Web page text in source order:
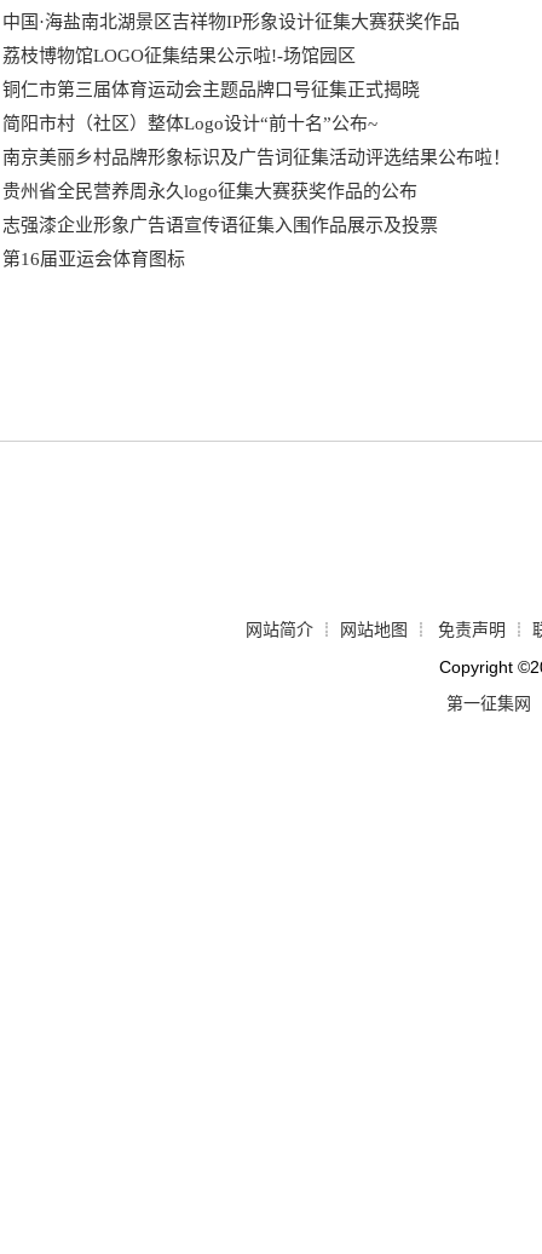
中国·海盐南北湖景区吉祥物IP形象设计征集大赛获奖作品
荔枝博物馆LOGO征集结果公示啦!-场馆园区
铜仁市第三届体育运动会主题品牌口号征集正式揭晓
简阳市村（社区）整体Logo设计“前十名”公布~
南京美丽乡村品牌形象标识及广告词征集活动评选结果公布啦！
贵州省全民营养周永久logo征集大赛获奖作品的公布
志强漆企业形象广告语宣传语征集入围作品展示及投票
第16届亚运会体育图标
网站简介 ┊ 网站地图 ┊ 免责声明 ┊
Copyright ©
第一征集网